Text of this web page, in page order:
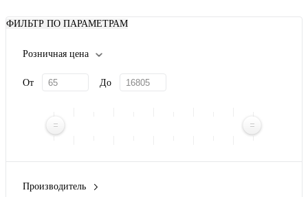
ФИЛЬТР ПО ПАРАМЕТРАМ
Розничная цена
От До
Производитель